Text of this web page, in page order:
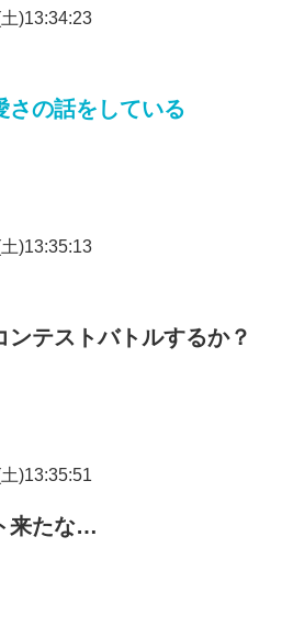
)13:34:23
さの話をしている
)13:35:13
テストバトルするか？
)13:35:51
来たな…